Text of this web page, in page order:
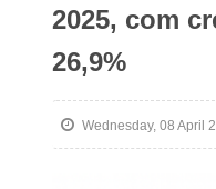
2025, com
26,9%
Wednesday, 08 April